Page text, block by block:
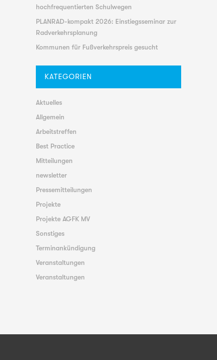
hochfrequentierten Schulwegen
PLANRAD-kompakt 2026: Einstiegsseminar zur
Radverkehrsplanung
Kommunen für Fußverkehrspreis gesucht
KATEGORIEN
Aktuelles
Allgemein
Arbeitstreffen
Best Practice
Mitteilungen
newsletter
Pressemitteilungen
Projekte
Projekte AGFK MV
Sonstiges
Terminankündigung
Veranstaltungen
Veranstaltungen